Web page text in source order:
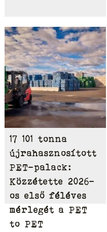
17 101 tonna
újrahasznosított
PET-palack:
Közzétette 2026-
os első féléves
mérlegét a PET
to PET